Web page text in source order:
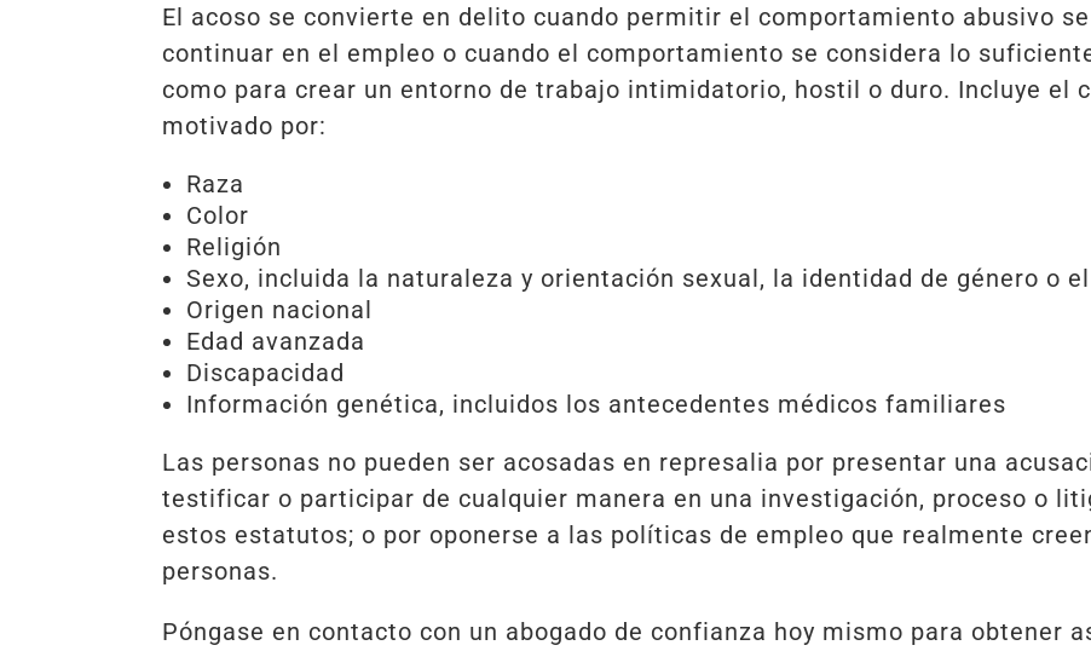
El acoso se convierte en delito cuando permitir el comportamiento abusivo
continuar en el empleo o cuando el comportamiento se considera lo
como para crear un entorno de trabajo intimidatorio, hostil o duro. Incluye el
motivado por:
Raza
Color
Religión
Sexo, incluida la naturaleza y orientación sexual, la identidad de género o
Origen nacional
Edad avanzada
Discapacidad
Información genética, incluidos los antecedentes médicos familiares
Las personas no pueden ser acosadas en represalia por presentar una
testificar o participar de cualquier manera en una investigación, proceso o
estos estatutos; o por oponerse a las políticas de empleo que realmente
personas.
Póngase en contacto con un abogado de confianza hoy mismo para obtener